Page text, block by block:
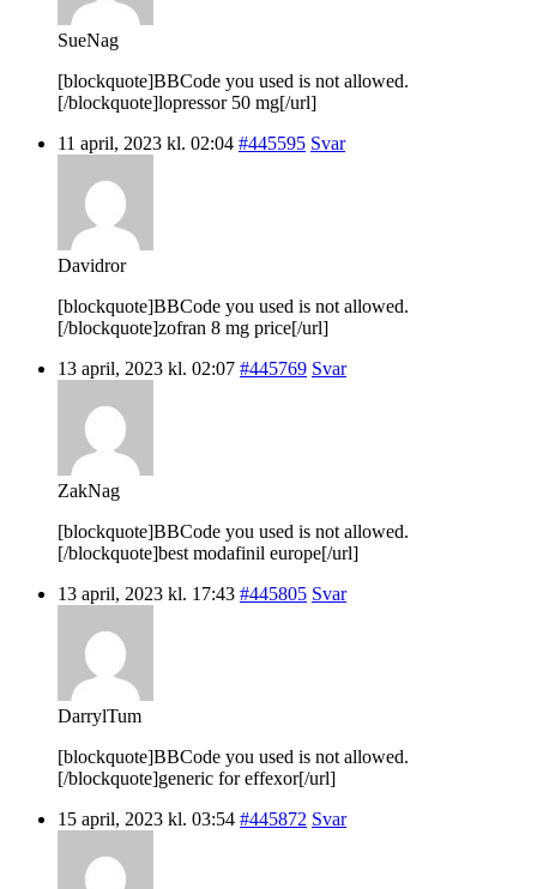
SueNag
[blockquote]BBCode you used is not allowed.
[/blockquote]lopressor 50 mg[/url]
11 april, 2023 kl. 02:04 #445595 Svar
Davidror
[blockquote]BBCode you used is not allowed.
[/blockquote]zofran 8 mg price[/url]
13 april, 2023 kl. 02:07 #445769 Svar
ZakNag
[blockquote]BBCode you used is not allowed.
[/blockquote]best modafinil europe[/url]
13 april, 2023 kl. 17:43 #445805 Svar
DarrylTum
[blockquote]BBCode you used is not allowed.
[/blockquote]generic for effexor[/url]
15 april, 2023 kl. 03:54 #445872 Svar